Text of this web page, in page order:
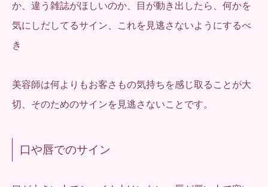
か、違う雑誌がほしいのか、目が動き出したら、何かを
気にしだしてるサイン、これを見逃さないようにするべ
き
美容師は何よりもお客さもの気持ちを感じ取ることが大
切、そのためのサインを見逃さないことです。
口や唇でのサイン